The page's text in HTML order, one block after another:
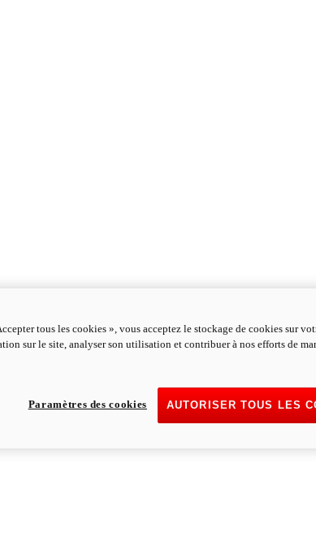
tous les cookies », vous acceptez le stockage de cookies sur
sur le site, analyser son utilisation et contribuer à nos efforts de
AUTORISER TOUS LES
Paramètres des cookies